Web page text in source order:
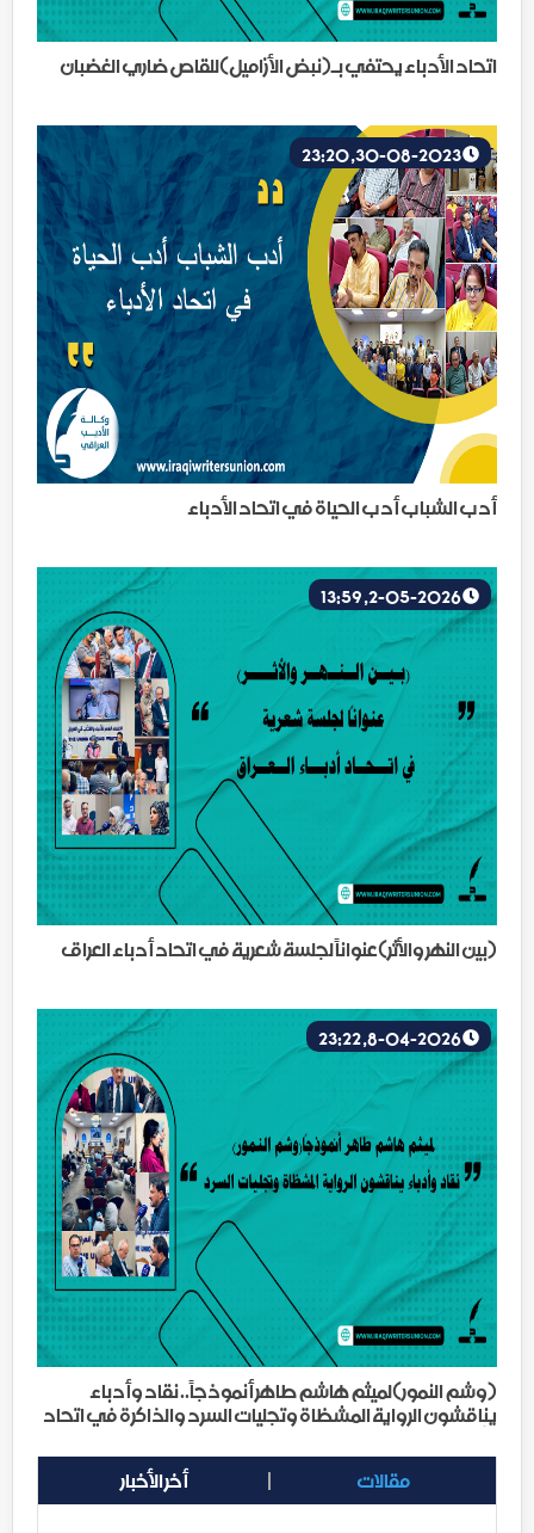
اتحاد الأدباء يحتفي بـ(نبض الأزاميل)للقاص ضاري الغضبان
أدب الشباب أدب الحياة في اتحاد الأدباء
(بين النهر والأثر)عنواناً لجلسة شعرية في اتحاد أدباء العراق
(وشم النمور)لميثم هاشم طاهر أنموذجاً.. نقاد وأدباء
يناقشون الرواية المشظاة وتجليات السرد والذاكرة في اتحاد
مقالات
أخر الأخبار